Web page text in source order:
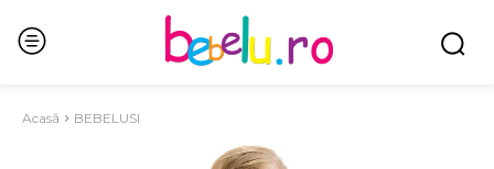
Acasă BEBELUSI